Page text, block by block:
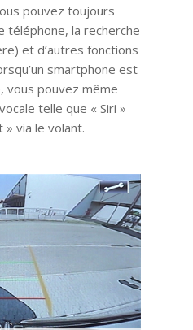
pouvez toujours
téléphone, la recherche
et d’autres fonctions
smartphone est
vous pouvez même
telle que « Siri »
» via le volant.